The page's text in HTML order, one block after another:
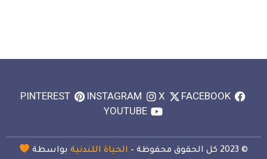
FACEBOOK
X
INSTAGRAM
PINTEREST
YOUTUBE
© 2023 كل الحقوق محفوظة – الحياة اللندنيةبواسطة